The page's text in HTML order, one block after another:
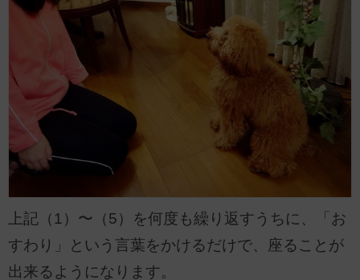
上記（1）〜（5）を何度も繰り返すうちに、「お
すわり」という言葉をかけるだけで、座ることが
出来るようになります。